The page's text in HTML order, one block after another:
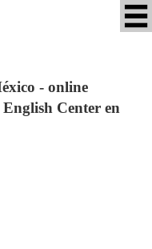
- online
Center en